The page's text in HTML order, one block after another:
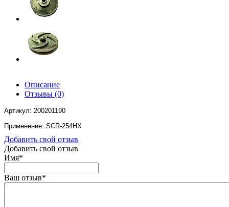
Описание
Отзывы (0)
Артикул: 200201190
Применение: SCR-254HX
Добавить свой отзыв
Добавить свой отзыв
Имя*
Ваш отзыв*